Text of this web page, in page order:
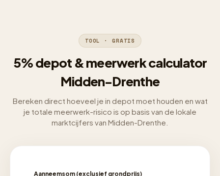
TOOL · GRATIS
5% depot & meerwerk calculator
Midden-Drenthe
Bereken direct hoeveel je in depot moet houden en wat
je totale meerwerk-risico is op basis van de lokale
marktcijfers van Midden-Drenthe.
Aanneemsom (exclusief grondprijs)